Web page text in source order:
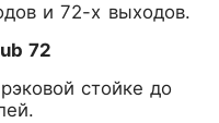
и 72-х выходов.
72
стойке до